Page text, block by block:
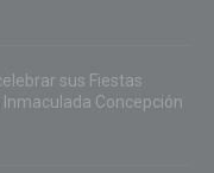
sus Fiestas
Concepción